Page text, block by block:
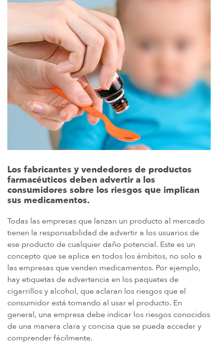
Los fabricantes y vendedores de productos
farmacéuticos deben advertir a los
consumidores sobre los riesgos que implican
sus medicamentos.
Todas las empresas que lanzan un producto al mercado
tienen la responsabilidad de advertir a los usuarios de
ese producto de cualquier daño potencial. Este es un
concepto que se aplica en todos los ámbitos, no solo a
las empresas que venden medicamentos. Por ejemplo,
hay etiquetas de advertencia en los paquetes de
cigarrillos y alcohol, que aclaran los riesgos que el
consumidor está tomando al usar el producto. En
general, una empresa debe indicar los riesgos conocidos
de una manera clara y concisa que se pueda acceder y
comprender fácilmente.